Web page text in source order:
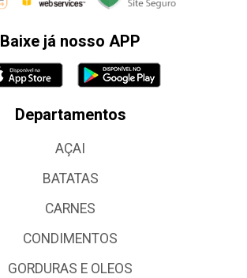
Baixe já nosso APP
Departamentos
AÇAI
BATATAS
CARNES
CONDIMENTOS
GORDURAS E OLEOS